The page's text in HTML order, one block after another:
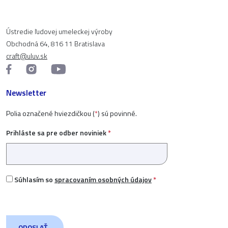
Ústredie ľudovej umeleckej výroby
Obchodná 64, 816 11 Bratislava
craft@uluv.sk
Newsletter
Polia označené hviezdičkou (*) sú povinné.
Prihláste sa pre odber noviniek*
Súhlasím so spracovaním osobných údajov*